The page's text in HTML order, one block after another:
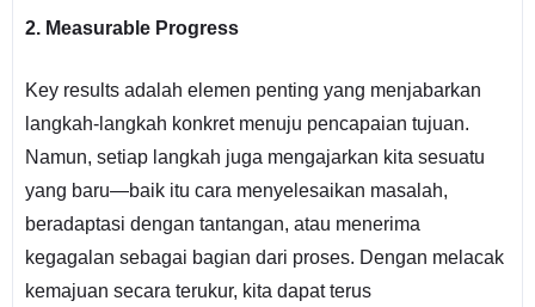
2. Measurable Progress
Key results adalah elemen penting yang menjabarkan
langkah-langkah konkret menuju pencapaian tujuan.
Namun, setiap langkah juga mengajarkan kita sesuatu
yang baru—baik itu cara menyelesaikan masalah,
beradaptasi dengan tantangan, atau menerima
kegagalan sebagai bagian dari proses. Dengan melacak
kemajuan secara terukur, kita dapat terus